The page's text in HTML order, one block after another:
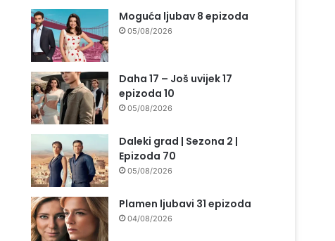
Moguća ljubav 8 epizoda
05/08/2026
Daha 17 – Još uvijek 17
epizoda 10
05/08/2026
Daleki grad | Sezona 2 |
Epizoda 70
05/08/2026
Plamen ljubavi 31 epizoda
04/08/2026